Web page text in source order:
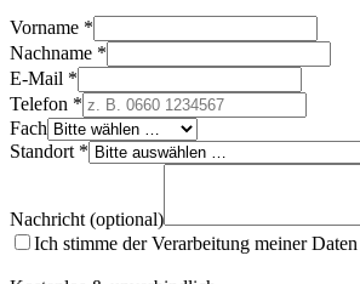
Vorname *
Nachname *
E-Mail *
Telefon *
Fach
Standort *
Nachricht (optional)
Ich stimme der Verarbeitung meiner